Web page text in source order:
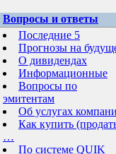
Вопросы и ответы
Последние 5
Прогнозы на
О дивидендах
Информационные
Вопросы по
эмитентам
Об услугах
Как купить
…
По системе QUIK